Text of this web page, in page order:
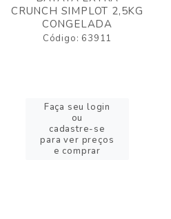
CRUNCH SIMPLOT 2,5KG
CONGELADA
Código: 63911
Faça seu login
ou
cadastre-se
para ver preços
e comprar